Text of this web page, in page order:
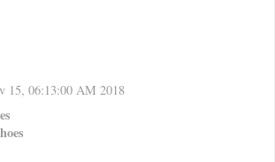
15, 06:13:00 AM 2018